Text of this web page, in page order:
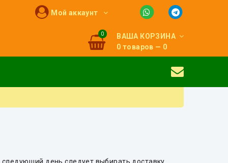
Мой аккаунт
0
ВАША КОРЗИНА
0 товаров — 0